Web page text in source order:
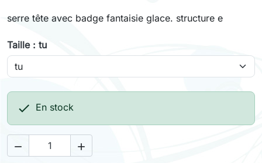
serre tête avec badge fantaisie glace. structure e
Taille : tu
 En stock
 